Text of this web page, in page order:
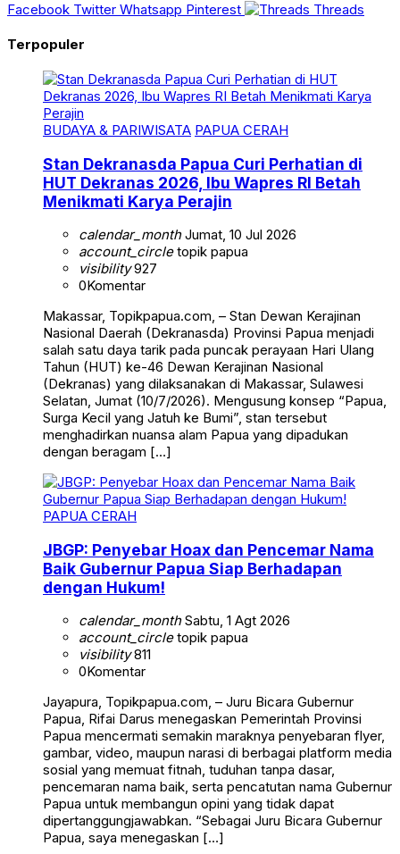
Facebook Twitter Whatsapp Pinterest Threads
Terpopuler
BUDAYA & PARIWISATA PAPUA CERAH
Stan Dekranasda Papua Curi Perhatian di
HUT Dekranas 2026, Ibu Wapres RI Betah
Menikmati Karya Perajin
calendar_monthJumat, 10 Jul 2026
account_circletopik papua
visibility927
0Komentar
Makassar, Topikpapua.com, – Stan Dewan Kerajinan
Nasional Daerah (Dekranasda) Provinsi Papua menjadi
salah satu daya tarik pada puncak perayaan Hari Ulang
Tahun (HUT) ke-46 Dewan Kerajinan Nasional
(Dekranas) yang dilaksanakan di Makassar, Sulawesi
Selatan, Jumat (10/7/2026). Mengusung konsep “Papua,
Surga Kecil yang Jatuh ke Bumi”, stan tersebut
menghadirkan nuansa alam Papua yang dipadukan
dengan beragam […]
PAPUA CERAH
JBGP: Penyebar Hoax dan Pencemar Nama
Baik Gubernur Papua Siap Berhadapan
dengan Hukum!
calendar_monthSabtu, 1 Agt 2026
account_circletopik papua
visibility811
0Komentar
Jayapura, Topikpapua.com, – Juru Bicara Gubernur
Papua, Rifai Darus menegaskan Pemerintah Provinsi
Papua mencermati semakin maraknya penyebaran flyer,
gambar, video, maupun narasi di berbagai platform media
sosial yang memuat fitnah, tuduhan tanpa dasar,
pencemaran nama baik, serta pencatutan nama Gubernur
Papua untuk membangun opini yang tidak dapat
dipertanggungjawabkan. “Sebagai Juru Bicara Gubernur
Papua, saya menegaskan […]